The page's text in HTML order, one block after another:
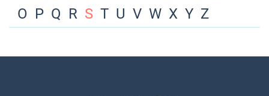
O P Q R S T U V W X Y Z